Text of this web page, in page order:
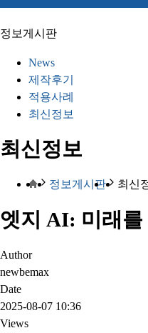
정보게시판
News
제작후기
적용사례
최신정보
최신정보
정보게시판 최신
엣지 AI: 미래
Author
newbemax
Date
2025-08-07 10:36
Views